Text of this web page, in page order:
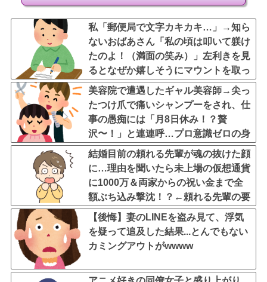
私「郵便局で文字カキカキ…」→知ら
ないおばあさん「私の頃は叩いて躾け
たのよ！（満面の笑み）」左利きを見
るとなぜか嬉しそうにマウントを取っ
てくる老人なんなん？
美容院で遭遇したギャル美容師→尖っ
たつけ爪で痛いシャンプーをされ、仕
事の愚痴には「月8日休み！？贅
沢〜！」と連連呼…プロ意識ゼロの身
だしなみと、客に嫉妬してマウントを
取ってくるのが不快すぎ・・・
結婚目前の頼れる先輩が魂の抜けた顔
に…理由を聞いたら未上場の仮想通貨
に1000万＆両家からの祝い金まで全
額ぶち込み撃沈！？←頼れる先輩の要
素どこ行ったんだよ
【後悔】妻のLINEを盗み見て、浮気
を疑って追及した結果...とんでもない
カミングアウトがwwww